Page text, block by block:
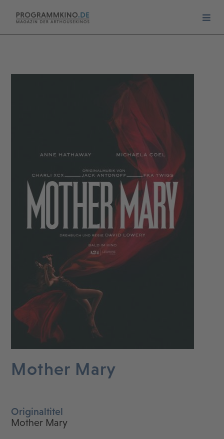
Mother Mary
Originaltitel
Mother Mary